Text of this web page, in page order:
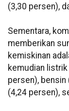
(3,30 persen),
Sementara,
memberikan
kemiskinan
kemudian
persen), bensin
(4,24 persen),